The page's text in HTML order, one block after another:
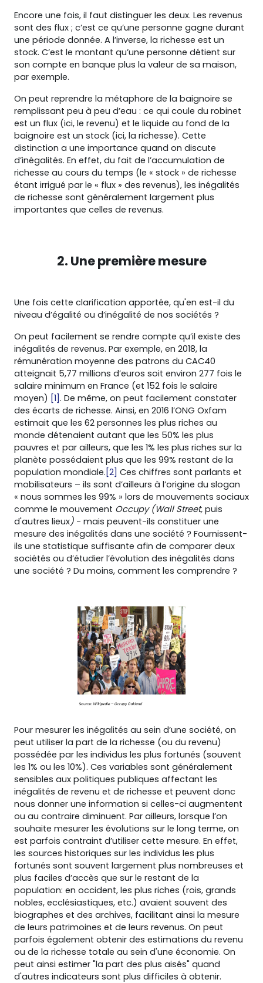
Encore une fois, il faut distinguer les deux. Les revenus
sont des flux ; c’est ce qu’une personne gagne durant
une période donnée. A l’inverse, la richesse est un
stock. C’est le montant qu’une personne détient sur
son compte en banque plus la valeur de sa maison,
par exemple.
On peut reprendre la métaphore de la baignoire se
remplissant peu à peu d’eau : ce qui coule du robinet
est un flux (ici, le revenu) et le liquide au fond de la
baignoire est un stock (ici, la richesse). Cette
distinction a une importance quand on discute
d’inégalités. En effet, du fait de l’accumulation de
richesse au cours du temps (le « stock » de richesse
étant irrigué par le « flux » des revenus), les inégalités
de richesse sont généralement largement plus
importantes que celles de revenus.
2. Une première mesure
Une fois cette clarification apportée, qu'en est-il du
niveau d’égalité ou d’inégalité de nos sociétés ?
On peut facilement se rendre compte qu’il existe des
inégalités de revenus. Par exemple, en 2018, la
rémunération moyenne des patrons du CAC40
atteignait 5,77 millions d’euros soit environ 277 fois le
salaire minimum en France (et 152 fois le salaire
moyen) [1]. De même, on peut facilement constater
des écarts de richesse. Ainsi, en 2016 l’ONG Oxfam
estimait que les 62 personnes les plus riches au
monde détenaient autant que les 50% les plus
pauvres et par ailleurs, que les 1% les plus riches sur la
planète possédaient plus que les 99% restant de la
population mondiale. [2] Ces chiffres sont parlants et
mobilisateurs – ils sont d’ailleurs à l’origine du slogan
« nous sommes les 99% » lors de mouvements sociaux
comme le mouvement Occupy (Wall Street, puis
d'autres lieux) - mais peuvent-ils constituer une
mesure des inégalités dans une société ? Fournissent-
ils une statistique suffisante afin de comparer deux
sociétés ou d’étudier l’évolution des inégalités dans
une société ? Du moins, comment les comprendre ?
Pour mesurer les inégalités au sein d’une société, on
peut utiliser la part de la richesse (ou du revenu)
possédée par les individus les plus fortunés (souvent
les 1% ou les 10%). Ces variables sont généralement
sensibles aux politiques publiques affectant les
inégalités de revenu et de richesse et peuvent donc
nous donner une information si celles-ci augmentent
ou au contraire diminuent. Par ailleurs, lorsque l’on
souhaite mesurer les évolutions sur le long terme, on
est parfois contraint d’utiliser cette mesure. En effet,
les sources historiques sur les individus les plus
fortunés sont souvent largement plus nombreuses et
plus faciles d’accès que sur le restant de la
population: en occident, les plus riches (rois, grands
nobles, ecclésiastiques, etc.) avaient souvent des
biographes et des archives, facilitant ainsi la mesure
de leurs patrimoines et de leurs revenus. On peut
parfois également obtenir des estimations du revenu
ou de la richesse totale au sein d'une économie. On
peut ainsi estimer "la part des plus aisés" quand
d'autres indicateurs sont plus difficiles à obtenir.